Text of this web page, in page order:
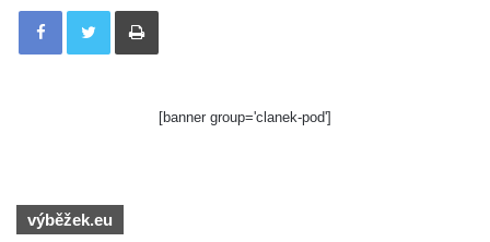
Tisknout
[banner group='clanek-pod']
výběžek.eu